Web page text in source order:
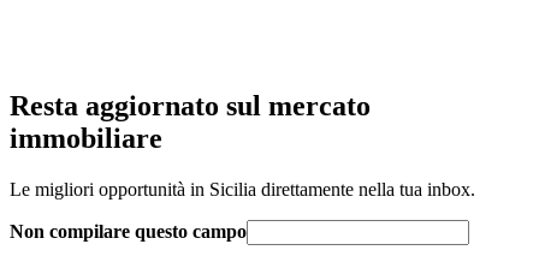
Resta aggiornato sul mercato
immobiliare
Le migliori opportunità in Sicilia direttamente nella tua inbox.
Non compilare questo campo